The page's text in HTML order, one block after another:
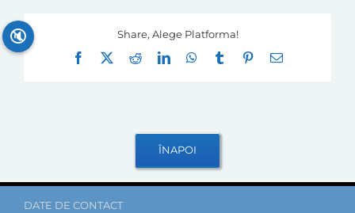
Share, Alege Platforma!
Facebook
RedditLinkedInWhatsApp
Tumblr Pinterest
E-
DATE DE CONTACT
🔇